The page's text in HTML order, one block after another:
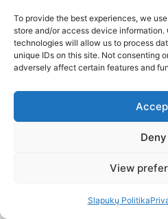
To provide the best experiences, we
store and/or access device information.
technologies will allow us to process
unique IDs on this site. Not consenting
adversely affect certain features and
Deny
View
Slapukų Politika
pavyzdžiui, sąveikų su
Jei geriu
Svarbiausia — vartoti